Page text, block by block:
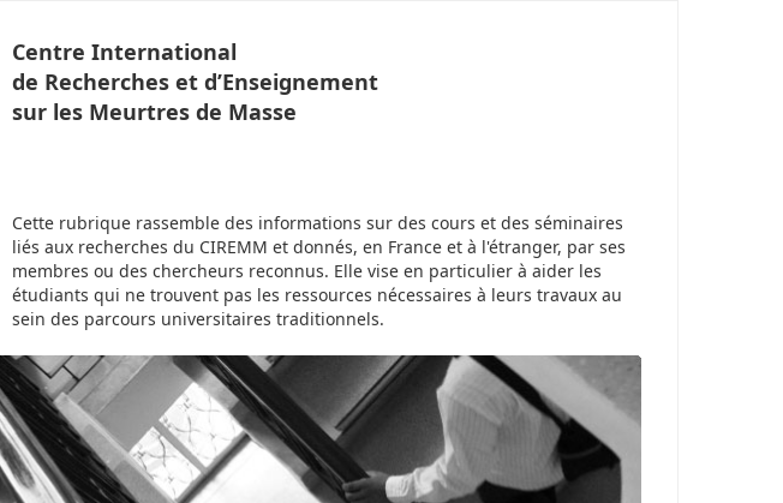
Centre International
de Recherches et d’Enseignement
sur les Meurtres de Masse
Cette rubrique rassemble des informations sur des cours et des séminaires
liés aux recherches du CIREMM et donnés, en France et à l'étranger, par ses
membres ou des chercheurs reconnus. Elle vise en particulier à aider les
étudiants qui ne trouvent pas les ressources nécessaires à leurs travaux au
sein des parcours universitaires traditionnels.